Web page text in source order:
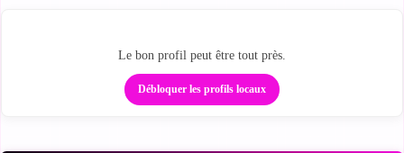
Le bon profil peut être tout près.
Débloquer les profils locaux